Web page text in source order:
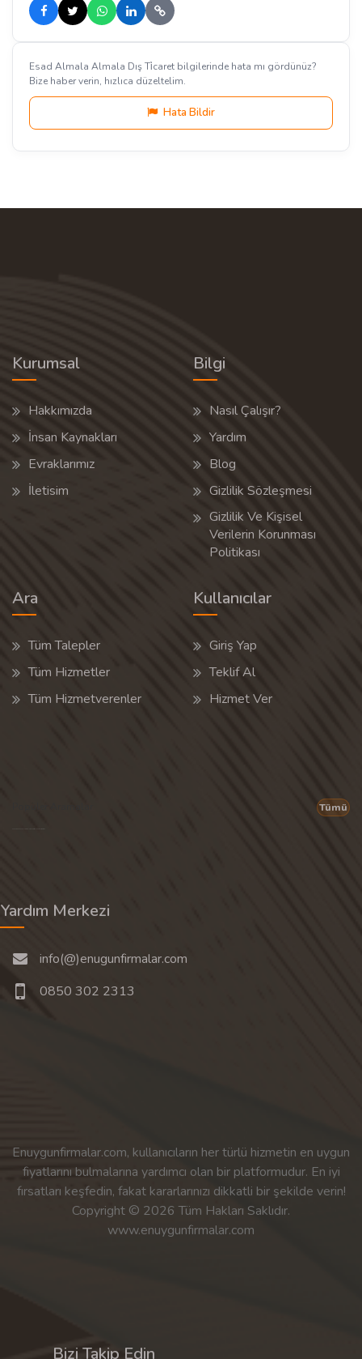
Esad Almala Almala Dış Ti̇caret bilgilerinde hata mı gördünüz?
Bize haber verin, hızlıca düzeltelim.
Hata Bildir
Kurumsal
Hakkımızda
İnsan Kaynakları
Evraklarımız
İletisim
Bilgi
Nasıl Çalışır?
Yardım
Blog
Gizlilik Sözleşmesi
Gizlilik Ve Kişisel
Verilerin Korunması
Politikası
Ara
Tüm Talepler
Tüm Hizmetler
Tüm Hizmetverenler
Kullanıcılar
Giriş Yap
Teklif Al
Hizmet Ver
Tümü
Yardım Merkezi
info(@)enugunfirmalar.com
0850 302 2313
Enuygunfirmalar.com, kullanıcıların her türlü hizmetin en uygun
fiyatlarını bulmalarına yardımcı olan bir platformudur. En iyi
fırsatları keşfedin, fakat kararlarınızı dikkatli bir şekilde verin!
Copyright © 2026 Tüm Hakları Saklıdır.
www.enuygunfirmalar.com
Bizi Takip Edin